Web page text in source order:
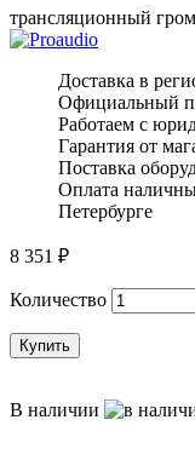
трансляционный
Доставка в
Официальный
Работаем с
Гарантия от
Поставка
Оплата
Петербурге
8 351 ₽
Количество
Купить
В наличии